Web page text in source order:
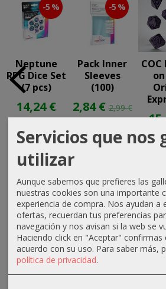
MARCAS
-5 %
Neptune
RPG Dice Set
(7 pcs)
14,24 €
-5 %
Pack Inner
Sleeves
(100)
2,84 €2,99 €
Servicios que nos
utilizar
Aunque sabemos que prefieres las
nuestras cookies son una importante
experiencia de compra. Nos ayudan a
ofertas, recuerdan tus preferencias
navegación y nos avisan si la web se
Haciendo click en "Aceptar" confirmas
acuerdo con su uso. Para saber más,
política de privacidad.